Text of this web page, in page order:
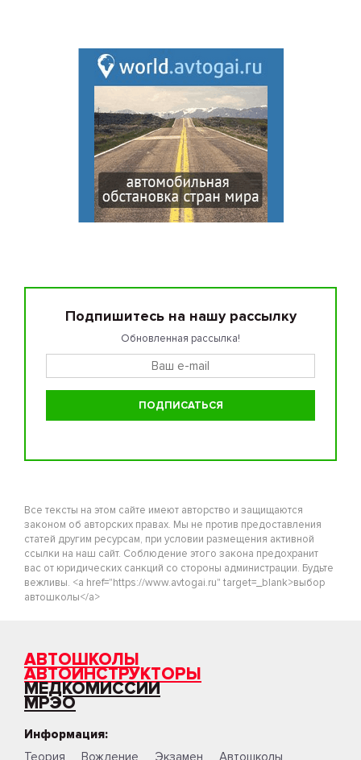
Подпишитесь на нашу рассылку
Обновленная рассылка!
Все тексты на этом сайте имеют авторство и защищаются
законом об авторских правах. Мы не против предоставления
статей другим ресурсам, при условии размещения активной
ссылки на наш сайт. Соблюдение этого закона предохранит
вас от юридических санкций со стороны администрации. Будьте
вежливы. <a href="https://www.avtogai.ru" target=_blank>выбор
автошколы</a>
АВТОШКОЛЫ
АВТОИНСТРУКТОРЫ
МЕДКОМИССИИ
МРЭО
Информация:
Теория
Вождение Экзамен Автошколы